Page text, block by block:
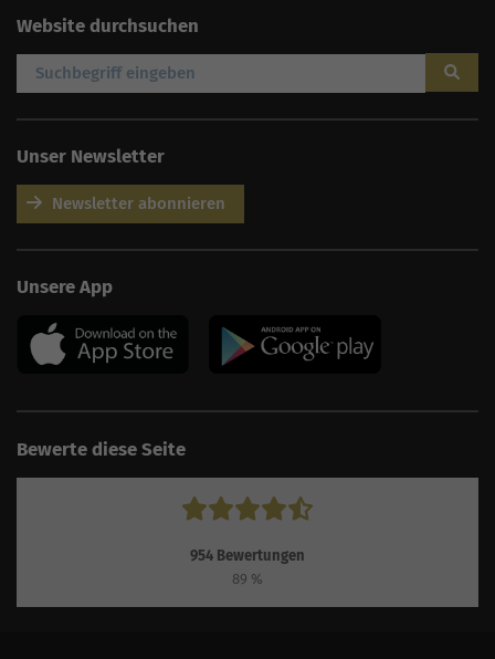
Website durchsuchen
Unser Newsletter
Newsletter abonnieren
Unsere App
Bewerte diese Seite
954 Bewertungen
89 %
Wie kann ich dir helfen?
Monat, inkl. Content,